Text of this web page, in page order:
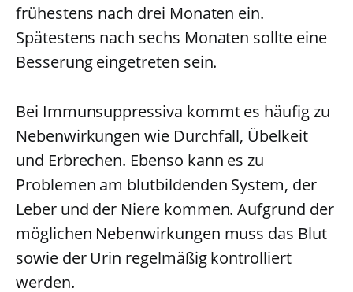
frühestens nach drei Monaten ein.
Spätestens nach sechs Monaten sollte eine
Besserung eingetreten sein.
Bei Immunsuppressiva kommt es häufig zu
Nebenwirkungen wie Durchfall, Übelkeit
und Erbrechen. Ebenso kann es zu
Problemen am blutbildenden System, der
Leber und der Niere kommen. Aufgrund der
möglichen Nebenwirkungen muss das Blut
sowie der Urin regelmäßig kontrolliert
werden.